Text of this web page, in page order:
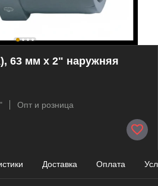
63 мм х 2" наружняя
Опт и розница
Доставка Оплата